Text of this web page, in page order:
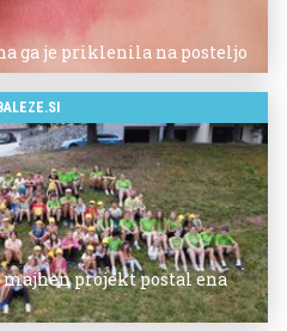
ga je priklenila na posteljo
projekt postal ena